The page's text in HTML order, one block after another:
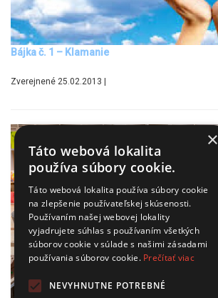
Bájka č. 1 – Klamanie
Zverejnené 25.02.2013 |
×
Táto webová lokalita
používa súbory cookie.
Táto webová lokalita používa súbory cookie
na zlepšenie používateľskej skúsenosti.
Používaním našej webovej lokality
vyjadrujete súhlas s používaním všetkých
súborov cookie v súlade s našimi zásadami
používania súborov cookie. Prečítať viac
NEVYHNUTNE POTREBNÉ